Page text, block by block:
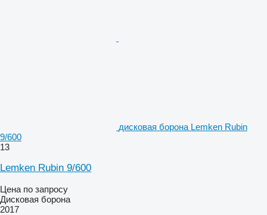
дисковая борона Lemken Rubin
9/600
13
Lemken Rubin 9/600
Цена по запросу
Дисковая борона
2017